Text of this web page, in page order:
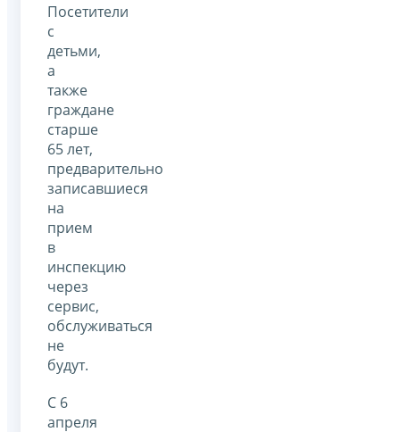
Посетители
с
детьми,
а
также
граждане
старше
65 лет,
предварительно
записавшиеся
на
прием
в
инспекцию
через
сервис,
обслуживаться
не
будут.
С 6
апреля